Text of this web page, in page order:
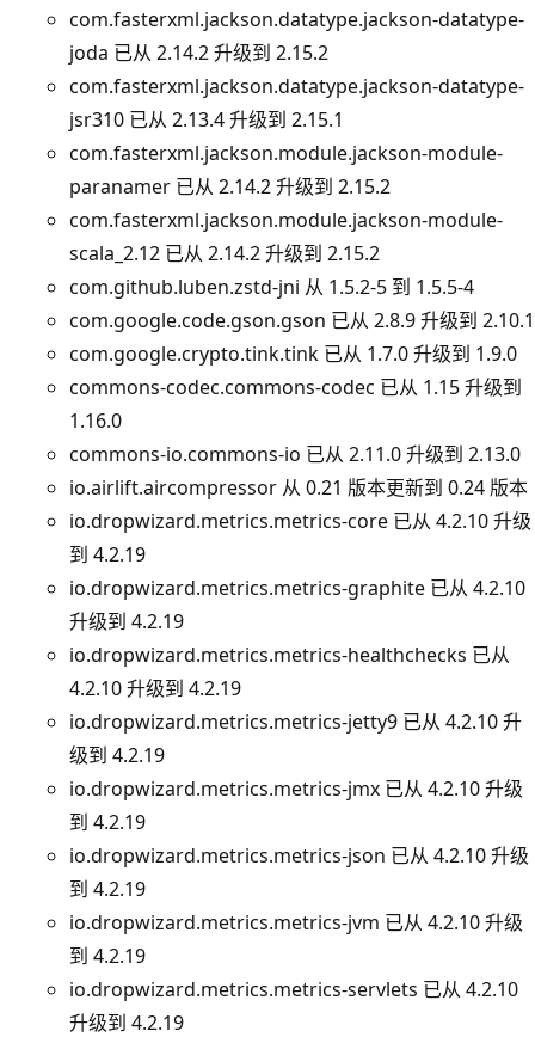
com.fasterxml.jackson.datatype.jackson-datatype-
joda 已从 2.14.2 升级到 2.15.2
com.fasterxml.jackson.datatype.jackson-datatype-
jsr310 已从 2.13.4 升级到 2.15.1
com.fasterxml.jackson.module.jackson-module-
paranamer 已从 2.14.2 升级到 2.15.2
com.fasterxml.jackson.module.jackson-module-
scala_2.12 已从 2.14.2 升级到 2.15.2
com.github.luben.zstd-jni 从 1.5.2-5 到 1.5.5-4
com.google.code.gson.gson 已从 2.8.9 升级到 2.10.1
com.google.crypto.tink.tink 已从 1.7.0 升级到 1.9.0
commons-codec.commons-codec 已从 1.15 升级到
1.16.0
commons-io.commons-io 已从 2.11.0 升级到 2.13.0
io.airlift.aircompressor 从 0.21 版本更新到 0.24 版本
io.dropwizard.metrics.metrics-core 已从 4.2.10 升级
到 4.2.19
io.dropwizard.metrics.metrics-graphite 已从 4.2.10
升级到 4.2.19
io.dropwizard.metrics.metrics-healthchecks 已从
4.2.10 升级到 4.2.19
io.dropwizard.metrics.metrics-jetty9 已从 4.2.10 升
级到 4.2.19
io.dropwizard.metrics.metrics-jmx 已从 4.2.10 升级
到 4.2.19
io.dropwizard.metrics.metrics-json 已从 4.2.10 升级
到 4.2.19
io.dropwizard.metrics.metrics-jvm 已从 4.2.10 升级
到 4.2.19
io.dropwizard.metrics.metrics-servlets 已从 4.2.10
升级到 4.2.19